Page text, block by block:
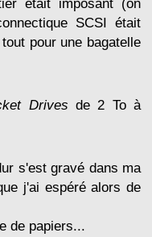
était imposant (on
SCSI était
pour une bagatelle
Drives de 2 To à
s'est gravé dans ma
j'ai espéré alors de
de papiers...